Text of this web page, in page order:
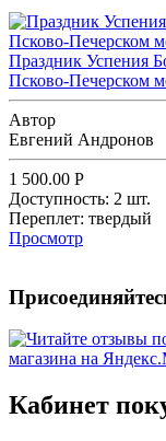
Праздник Успения
Псково-Печерском
Автор
Евгений Андронов
1 500.00 Р
Доступность: 2 шт.
Переплет: твердый
Просмотр
Кабинет